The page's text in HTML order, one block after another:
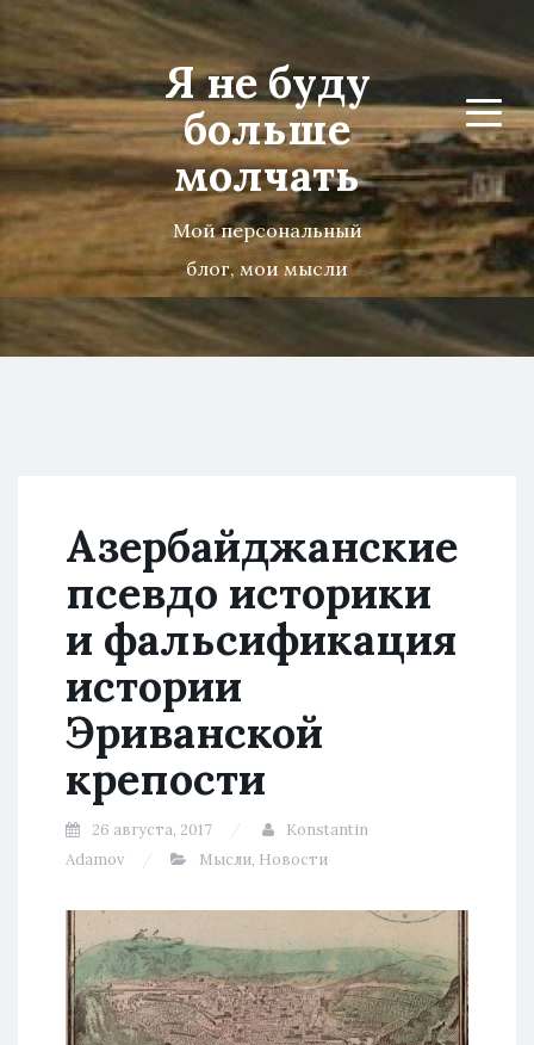
Я не буду
больше
молчать
Мой персональный
блог, мои мысли
Menu
Азербайджанские
псевдо историки
и фальсификация
истории
Эриванской
крепости
26 августа, 2017
Konstantin
Adamov
Мысли, Новости